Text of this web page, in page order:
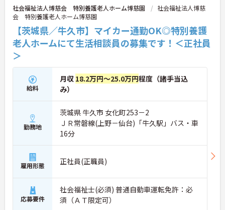
社会福祉法人博慈会 特別養護老人ホーム博慈園
社会福祉法人博慈
会 特別養護老人ホーム博慈園
【茨城県／牛久市】マイカー通勤OK◎特別養護
老人ホームにて生活相談員の募集です！＜正社員
＞
給料
月収 18.2万円～25.0万円程度（諸手当込
み）
勤務地
茨城県 牛久市 女化町253－2
ＪＲ常磐線(上野－仙台)「牛久駅」バス・車
16分
雇用形態 正社員(正職員)
応募要件
社会福祉士(必須) 普通自動車運転免許：必
須（ＡＴ限定可）